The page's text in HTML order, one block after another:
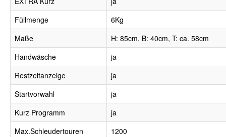
Füllmenge
6Kg
Maße
H: 85cm, B: 40cm, T: ca. 58cm
Handwäsche
ja
Restzeitanzeige
ja
Startvorwahl
ja
Kurz Programm
ja
Max.Schleudertouren
1200